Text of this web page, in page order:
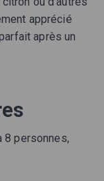
apprécié
après un
8 personnes,